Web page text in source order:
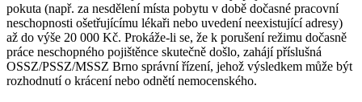
pokuta (např. za nesdělení místa pobytu v době dočasné pracovní
neschopnosti ošetřujícímu lékaři nebo uvedení neexistující adresy)
až do výše 20 000 Kč. Prokáže-li se, že k porušení režimu dočasně
práce neschopného pojištěnce skutečně došlo, zahájí příslušná
OSSZ/PSSZ/MSSZ Brno správní řízení, jehož výsledkem může být
rozhodnutí o krácení nebo odnětí nemocenského.